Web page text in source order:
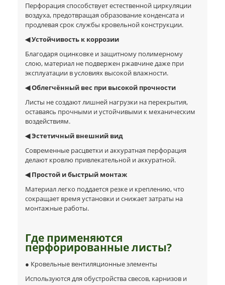
Перфорация способствует естественной циркуляции
воздуха, предотвращая образование конденсата и
продлевая срок службы кровельной конструкции.
◀ Устойчивость к коррозии
Благодаря оцинковке и защитному полимерному
слою, материал не подвержен ржавчине даже при
эксплуатации в условиях высокой влажности.
◀ Облегчённый вес при высокой прочности
Листы не создают лишней нагрузки на перекрытия,
оставаясь прочными и устойчивыми к механическим
воздействиям.
◀ Эстетичный внешний вид
Современные расцветки и аккуратная перфорация
делают кровлю привлекательной и аккуратной.
◀ Простой и быстрый монтаж
Материал легко поддается резке и креплению, что
сокращает время установки и снижает затраты на
монтажные работы.
Где применяются
перфорированные листы?
● Кровельные вентиляционные элементы
Используются для обустройства свесов, карнизов и